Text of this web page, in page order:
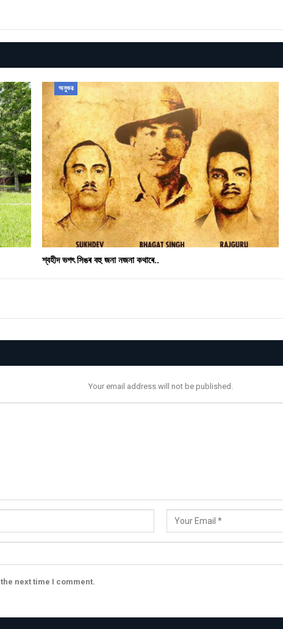
অনুভৱ
শ্বহীদ ভগৎ সিঙৰ বহু জনা নজনা কথাৰে..
Your email address will not be published.
next time I comment.